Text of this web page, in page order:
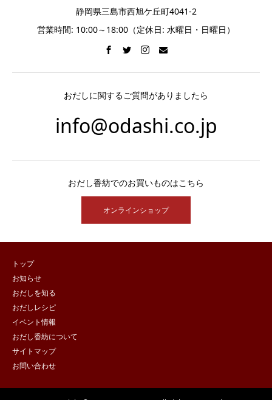
静岡県三島市西旭ケ丘町4041-2
営業時間: 10:00～18:00（定休日: 水曜日・日曜日）
おだしに関するご質問がありましたら
info@odashi.co.jp
おだし香紡でのお買いものはこちら
オンラインショップ
トップ
お知らせ
おだしを知る
おだしレシピ
イベント情報
おだし香紡について
サイトマップ
お問い合わせ